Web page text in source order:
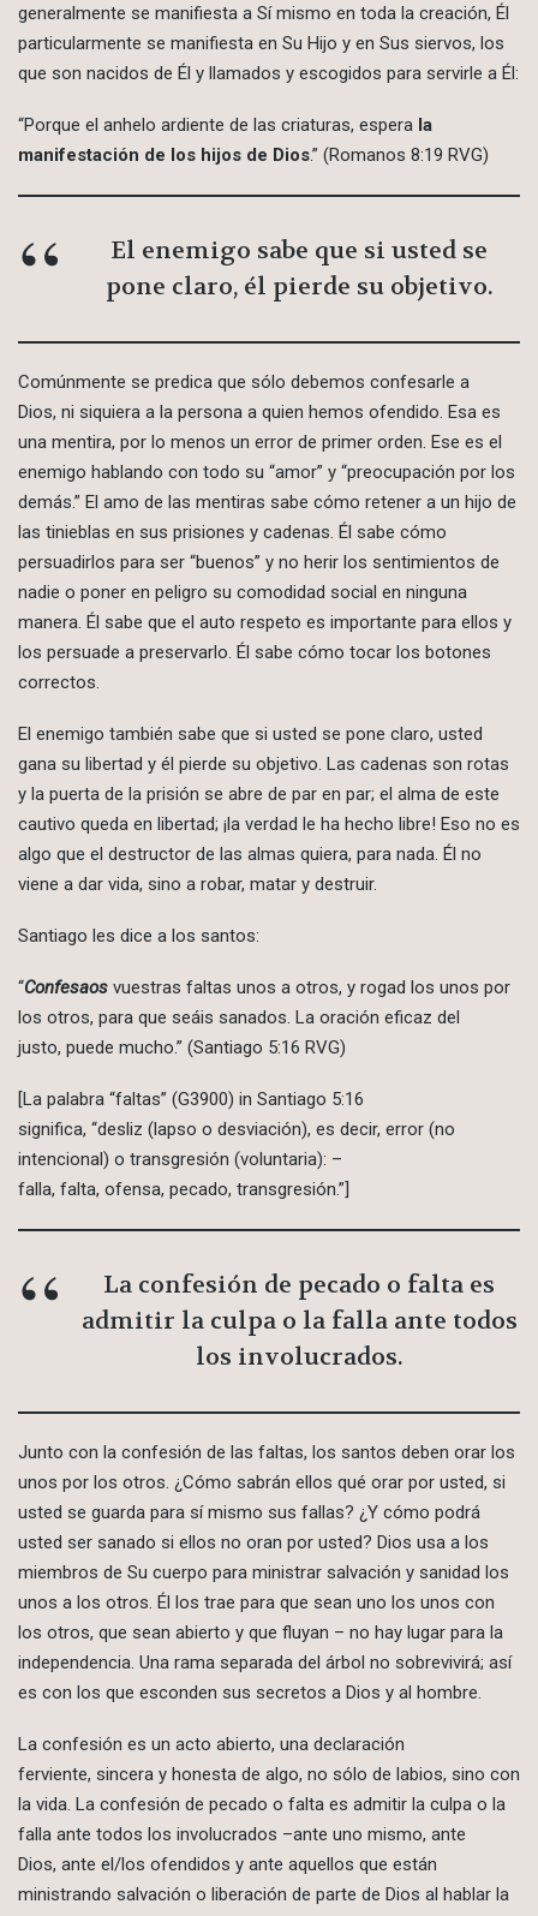
generalmente se manifiesta a Sí mismo en toda la creación, Él
particularmente se manifiesta en Su Hijo y en Sus siervos, los
que son nacidos de Él y llamados y escogidos para servirle a Él:
“Porque el anhelo ardiente de las criaturas, espera la
manifestación de los hijos de Dios.” (Romanos 8:19 RVG)
El enemigo sabe que si usted se
pone claro, él pierde su objetivo.
Comúnmente se predica que sólo debemos confesarle a
Dios, ni siquiera a la persona a quien hemos ofendido. Esa es
una mentira, por lo menos un error de primer orden. Ese es el
enemigo hablando con todo su “amor” y “preocupación por los
demás.” El amo de las mentiras sabe cómo retener a un hijo de
las tinieblas en sus prisiones y cadenas. Él sabe cómo
persuadirlos para ser “buenos” y no herir los sentimientos de
nadie o poner en peligro su comodidad social en ninguna
manera. Él sabe que el auto respeto es importante para ellos y
los persuade a preservarlo. Él sabe cómo tocar los botones
correctos.
El enemigo también sabe que si usted se pone claro, usted
gana su libertad y él pierde su objetivo. Las cadenas son rotas
y la puerta de la prisión se abre de par en par; el alma de este
cautivo queda en libertad; ¡la verdad le ha hecho libre! Eso no es
algo que el destructor de las almas quiera, para nada. Él no
viene a dar vida, sino a robar, matar y destruir.
Santiago les dice a los santos:
“Confesaos vuestras faltas unos a otros, y rogad los unos por
los otros, para que seáis sanados. La oración eficaz del
justo, puede mucho.” (Santiago 5:16 RVG)
[La palabra “faltas” (G3900) in Santiago 5:16
significa, “desliz (lapso o desviación), es decir, error (no
intencional) o transgresión (voluntaria): –
falla, falta, ofensa, pecado, transgresión.”]
La confesión de pecado o falta es
admitir la culpa o la falla ante todos
los involucrados.
Junto con la confesión de las faltas, los santos deben orar los
unos por los otros. ¿Cómo sabrán ellos qué orar por usted, si
usted se guarda para sí mismo sus fallas? ¿Y cómo podrá
usted ser sanado si ellos no oran por usted? Dios usa a los
miembros de Su cuerpo para ministrar salvación y sanidad los
unos a los otros. Él los trae para que sean uno los unos con
los otros, que sean abierto y que fluyan – no hay lugar para la
independencia. Una rama separada del árbol no sobrevivirá; así
es con los que esconden sus secretos a Dios y al hombre.
La confesión es un acto abierto, una declaración
ferviente, sincera y honesta de algo, no sólo de labios, sino con
la vida. La confesión de pecado o falta es admitir la culpa o la
falla ante todos los involucrados –ante uno mismo, ante
Dios, ante el/los ofendidos y ante aquellos que están
ministrando salvación o liberación de parte de Dios al hablar la